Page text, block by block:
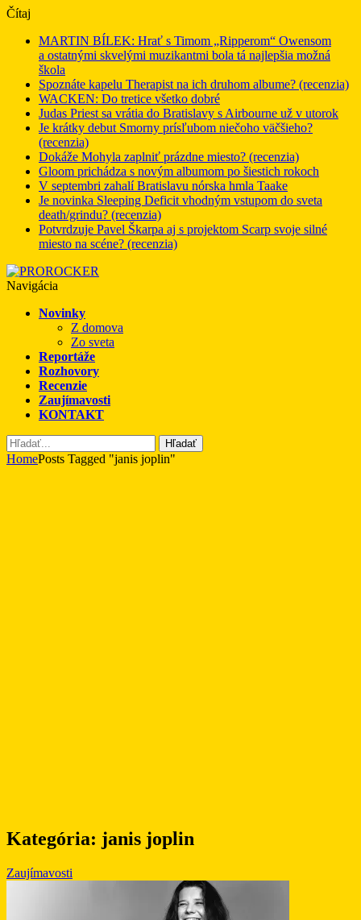
Čítaj
MARTIN BÍLEK: Hrať s Timom „Ripperom“ Owensom
a ostatnými skvelými muzikantmi bola tá najlepšia možná
škola
Spoznáte kapelu Therapist na ich druhom albume? (recenzia)
WACKEN: Do tretice všetko dobré
Judas Priest sa vrátia do Bratislavy s Airbourne už v utorok
Je krátky debut Smorny prísľubom niečoho väčšieho?
(recenzia)
Dokáže Mohyla zaplniť prázdne miesto? (recenzia)
Gloom prichádza s novým albumom po šiestich rokoch
V septembri zahalí Bratislavu nórska hmla Taake
Je novinka Sleeping Deficit vhodným vstupom do sveta
death/grindu? (recenzia)
Potvrdzuje Pavel Škarpa aj s projektom Scarp svoje silné
miesto na scéne? (recenzia)
Navigácia
Novinky
Z domova
Zo sveta
Reportáže
Rozhovory
Recenzie
Zaujímavosti
KONTAKT
Hľadať
HomePosts Tagged "janis joplin"
Kategória: janis joplin
Zaujímavosti